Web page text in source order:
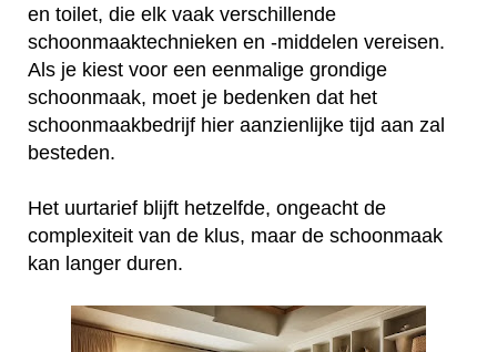
en toilet, die elk vaak verschillende
schoonmaaktechnieken en -middelen vereisen.
Als je kiest voor een eenmalige grondige
schoonmaak, moet je bedenken dat het
schoonmaakbedrijf hier aanzienlijke tijd aan zal
besteden.
Het uurtarief blijft hetzelfde, ongeacht de
complexiteit van de klus, maar de schoonmaak
kan langer duren.